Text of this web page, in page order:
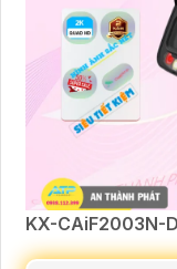
KX-CAiF2003N-